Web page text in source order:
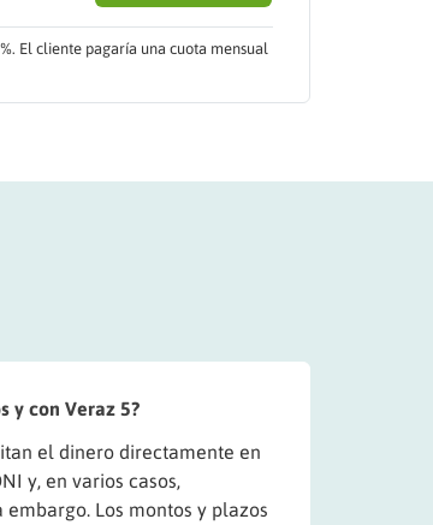
El cliente pagaría una cuota mensual
y con Veraz 5?
el dinero directamente en
y, en varios casos,
Los montos y plazos